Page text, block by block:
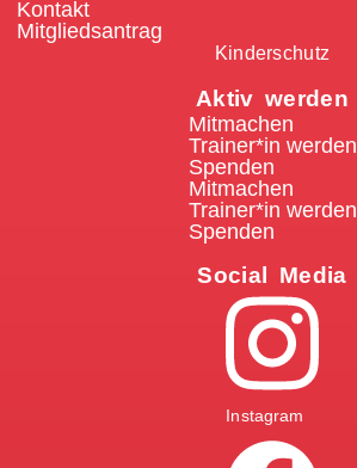
Kontakt
Mitgliedsantrag
Kinderschutz
Aktiv werden
Mitmachen
Trainer*in werden
Spenden
Mitmachen
Trainer*in werden
Spenden
Social Media
Instagram